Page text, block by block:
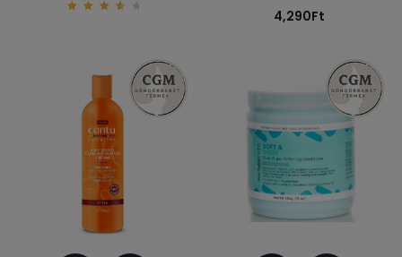
4,290Ft